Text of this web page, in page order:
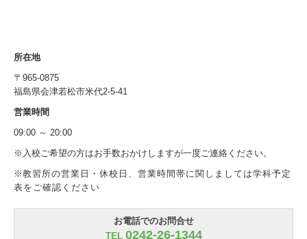
所在地
〒965-0875
福島県会津若松市米代2-5-41
営業時間
09:00 ～ 20:00
※入校ご希望の方はお手数おかけしますが一度ご連絡ください。
※教習所の営業日・休校日、営業時間帯に関しましては学科予定
表をご確認ください
お電話でのお問合せ
TEL 0242-26-1344